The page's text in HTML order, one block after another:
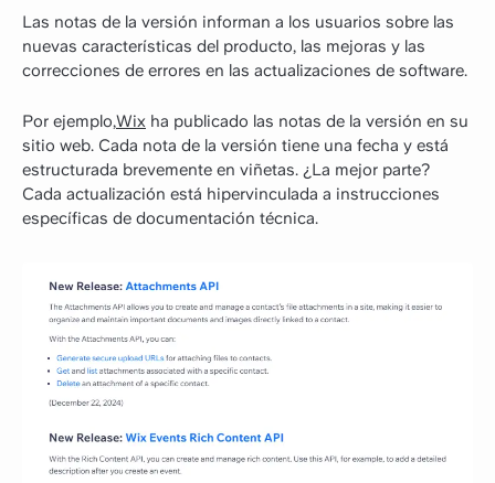
Las notas de la versión informan a los usuarios sobre las
nuevas características del producto, las mejoras y las
correcciones de errores en las actualizaciones de software.
Por ejemplo,Wix ha publicado las notas de la versión en su
sitio web. Cada nota de la versión tiene una fecha y está
estructurada brevemente en viñetas. ¿La mejor parte?
Cada actualización está hipervinculada a instrucciones
específicas de documentación técnica.